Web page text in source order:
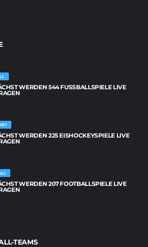
WERDEN 544 FUSSBALLSPIELE LIVE Ü
WERDEN 225 EISHOCKEYSPIELE LIVE
WERDEN 207 FOOTBALLSPIELE LIVE
TEAMS